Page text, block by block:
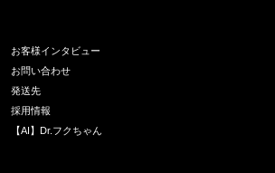
お客様インタビュー
お問い合わせ
発送先
採用情報
【AI】Dr.フクちゃん